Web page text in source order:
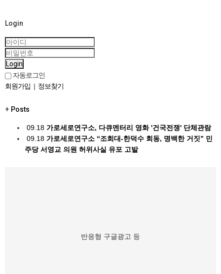
Login
Login
자동로그인
회원가입 | 정보찾기
+ Posts
09.18 가로세로연구소, 다큐멘터리 영화 '건국전쟁' 단체관람
09.18 가로세로연구소 “조희대-한덕수 회동, 명백한 거짓” 민
주당 서영교 의원 허위사실 유포 고발
반응형 구글광고 등